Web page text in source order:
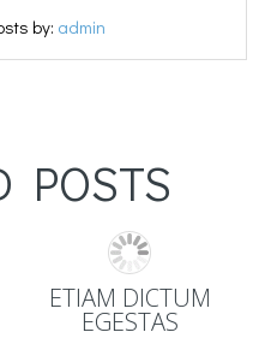
by: admin
POSTS
ETIAM DICTUM
EGESTAS